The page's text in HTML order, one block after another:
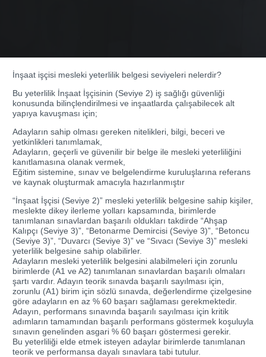
İnşaat işçisi mesleki yeterlilik belgesi seviyeleri nelerdir?
Bu yeterlilik İnşaat İşçisinin (Seviye 2) iş sağlığı güvenliği
konusunda bilinçlendirilmesi ve inşaatlarda çalışabilecek alt
yapıya kavuşması için;
Adayların sahip olması gereken nitelikleri, bilgi, beceri ve
yetkinlikleri tanımlamak,
Adayların, geçerli ve güvenilir bir belge ile mesleki yeterliliğini
kanıtlamasına olanak vermek,
Eğitim sistemine, sınav ve belgelendirme kuruluşlarına referans
ve kaynak oluşturmak amacıyla hazırlanmıştır
“İnşaat İşçisi (Seviye 2)” mesleki yeterlilik belgesine sahip kişiler,
meslekte dikey ilerleme yolları kapsamında, birimlerde
tanımlanan sınavlardan başarılı oldukları takdirde “Ahşap
Kalıpçı (Seviye 3)”, “Betonarme Demircisi (Seviye 3)”, “Betoncu
(Seviye 3)”, “Duvarcı (Seviye 3)” ve “Sıvacı (Seviye 3)” mesleki
yeterlilik belgesine sahip olabilirler.
Adayların mesleki yeterlilik belgesini alabilmeleri için zorunlu
birimlerde (A1 ve A2) tanımlanan sınavlardan başarılı olmaları
şartı vardır. Adayın teorik sınavda başarılı sayılması için,
zorunlu (A1) birim için sözlü sınavda, değerlendirme çizelgesine
göre adayların en az % 60 başarı sağlaması gerekmektedir.
Adayın, performans sınavında başarılı sayılması için kritik
adımların tamamından başarılı performans göstermek koşuluyla
sınavın genelinden asgari % 60 başarı göstermesi gerekir.
Bu yeterliliği elde etmek isteyen adaylar birimlerde tanımlanan
teorik ve performansa dayalı sınavlara tabi tutulur.